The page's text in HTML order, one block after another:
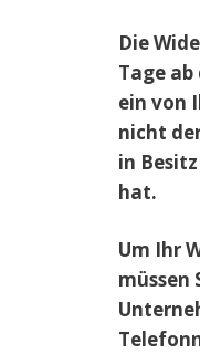
Die
Tage ab
ein von
nicht
in
hat.
Um Ihr
müssen